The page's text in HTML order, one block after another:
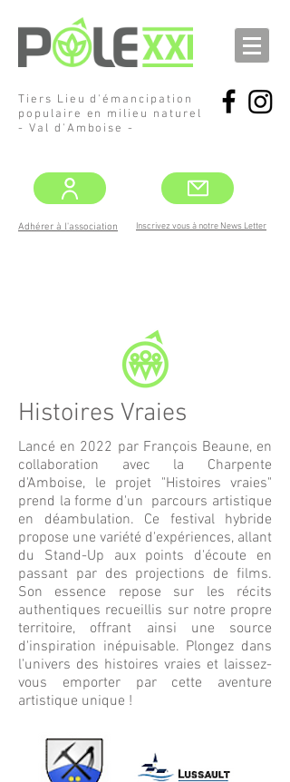
Tiers Lieu d'émancipation
populaire en milieu naturel
- Val d'Amboise -
Adhérer à l'association Inscrivez vous à notre News Letter
Histoires Vraies
Lancé en 2022 par François Beaune, en
collaboration avec la Charpente
d'Amboise, le projet "Histoires vraies"
prend la forme d'un parcours artistique
en déambulation. Ce festival hybride
propose une variété d'expériences, allant
du Stand-Up aux points d'écoute en
passant par des projections de films.
Son essence repose sur les récits
authentiques recueillis sur notre propre
territoire, offrant ainsi une source
d'inspiration inépuisable. Plongez dans
l'univers des histoires vraies et laissez-
vous emporter par cette aventure
artistique unique !